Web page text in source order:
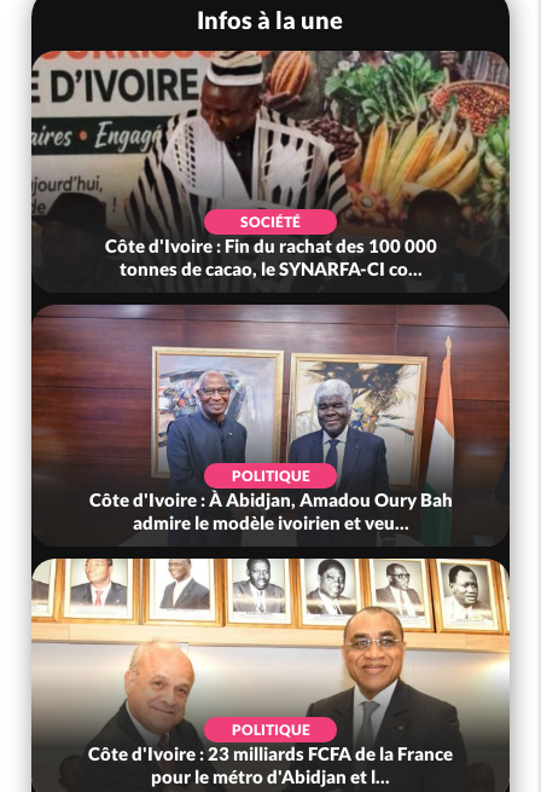
Infos à la une
SOCIÉTÉ
Côte d'Ivoire : Fin du rachat des 100 000
tonnes de cacao, le SYNARFA-CI co...
POLITIQUE
Côte d'Ivoire : À Abidjan, Amadou Oury Bah
admire le modèle ivoirien et veu...
POLITIQUE
Côte d'Ivoire : 23 milliards FCFA de la France
pour le métro d'Abidjan et l...